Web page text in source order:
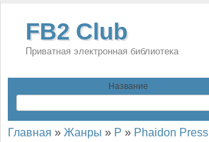
FB2 Club
Приватная электронная библиотека
Название
Главная » Жанры » P » Phaidon Press